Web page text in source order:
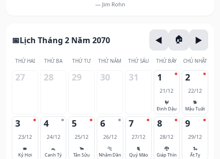
— Jim Rohn
Lịch Tháng 2 Năm 2070
THỨ HAI THỨ BA THỨ TƯ THỨ NĂM THỨ SÁU THỨ BẢY CHỦ NHẬT
27 28 29 30 31 1
21/12
🐓
Đinh Dậu
2
22/12
🐕
Mậu Tuất
3
23/12
🐖
Kỷ Hợi
4
24/12
🐀
Canh Tý
5
25/12
🐂
Tân Sửu
6
26/12
🐅
Nhâm Dần
7
27/12
🐈
Quý Mão
8
28/12
🐉
Giáp Thìn
9
29/12
🐍
Ất Tỵ